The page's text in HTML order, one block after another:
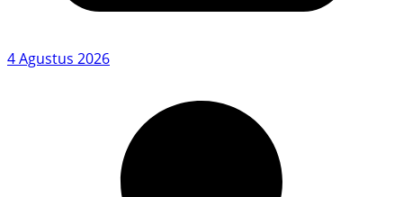
4 Agustus 2026